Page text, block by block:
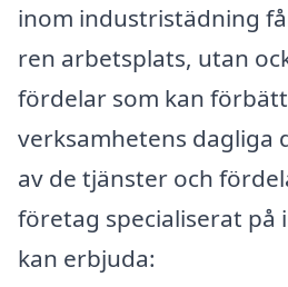
inom industristädning
ren arbetsplats, utan
fördelar som kan
verksamhetens dagliga
av de tjänster och
företag specialiserat på
kan erbjuda: